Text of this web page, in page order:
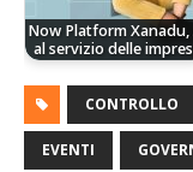
Now Platform Xanadu,
al servizio delle
CONTROLLO
EVENTI